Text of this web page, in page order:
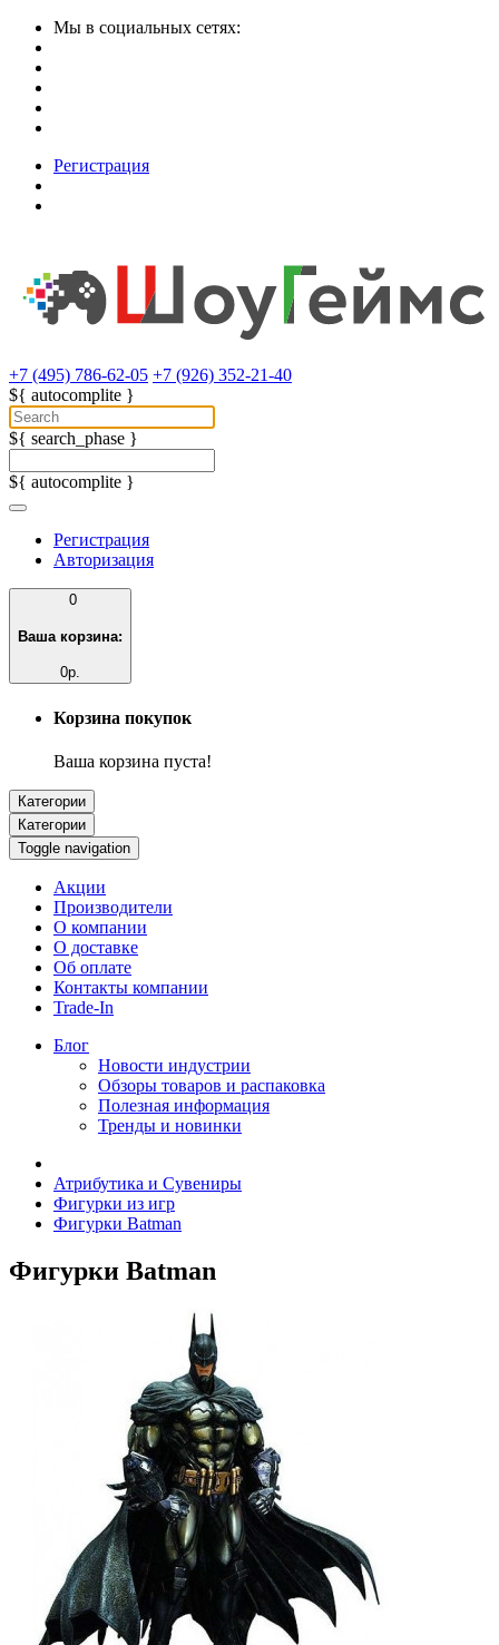
Мы в социальных сетях:
Регистрация
+7 (495) 786-62-05 +7 (926) 352-21-40
${ autocomplite }
${ search_phase }
${ autocomplite }
Регистрация
Авторизация
0
Ваша корзина:
0р.
Корзина покупок
Ваша корзина пуста!
Категории
Категории
Toggle navigation
Акции
Производители
О компании
О доставке
Об оплате
Контакты компании
Trade-In
Блог
Новости индустрии
Обзоры товаров и распаковка
Полезная информация
Тренды и новинки
Атрибутика и Сувениры
Фигурки из игр
Фигурки Batman
Фигурки Batman